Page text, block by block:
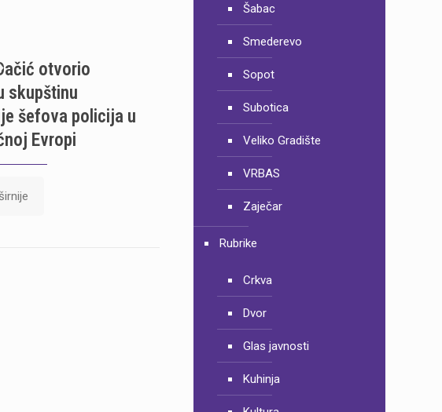
otvorio
skupštinu
šefova policija u
Evropi
Šabac
Smederevo
Sopot
Subotica
Veliko Gradište
VRBAS
Zaječar
Rubrike
Crkva
Dvor
Glas javnosti
Kuhinja